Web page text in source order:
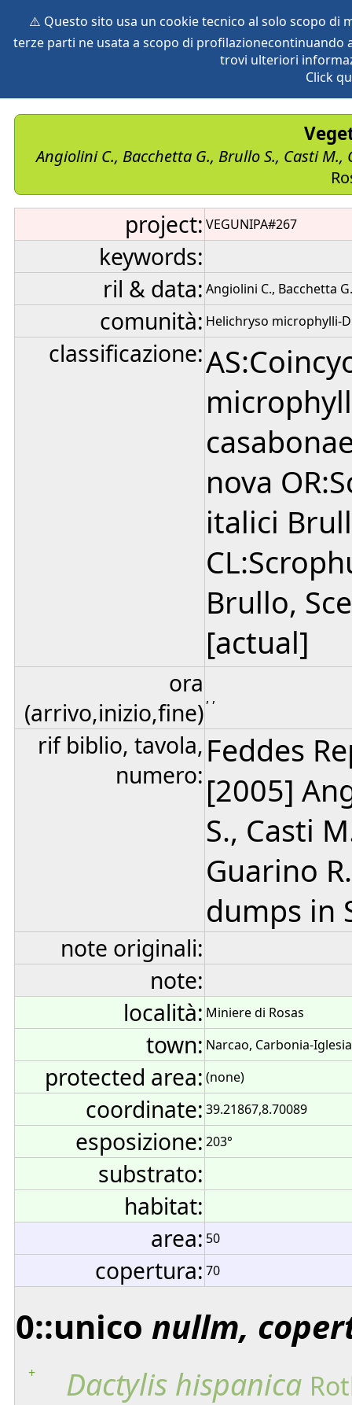
⚠️ Questo sito usa un cookie tecnico al solo scopo di
terze parti ne usata a scopo di
trovi ulteriori
Click
vegetation global db
Angiolini C., Bacchetta G., Brullo S., Casti
project: VEGUNIPA#267
keywords:
ril & data: Angiolini C., Bacchetta
comunità: Helichryso microphylli-
classificazione:
nova
italici
Brullo,
[actual]
ora
(arrivo,inizio,fine), ,
rif biblio, tavola,
numero:
Feddes
[2005]
S., Casti
Guarino
dumps in
note originali:
note:
località: Miniere di Rosas
town: Narcao, Carbonia-
protected area: (none)
coordinate: 39.21867,8.70089
esposizione: 203°
substrato:
habitat:
area: 50
copertura: 70
0::unico nullm,
+ Dactylis hispanica